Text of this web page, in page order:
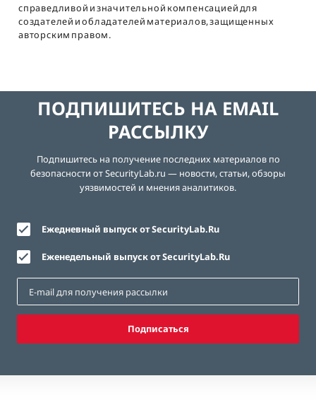
справедливой и значительной компенсацией для
создателей и обладателей материалов, защищенных
авторским правом.
ПОДПИШИТЕСЬ НА EMAIL
РАССЫЛКУ
Подпишитесь на получение последних материалов по
безопасности от SecurityLab.ru — новости, статьи, обзоры
уязвимостей и мнения аналитиков.
Ежедневный выпуск от SecurityLab.Ru
Еженедельный выпуск от SecurityLab.Ru
Подписаться